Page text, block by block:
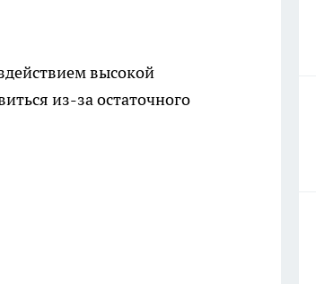
высокой
из-за остаточного